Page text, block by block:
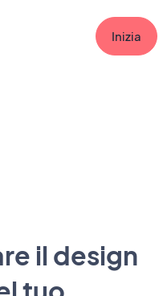
Inizia
il design